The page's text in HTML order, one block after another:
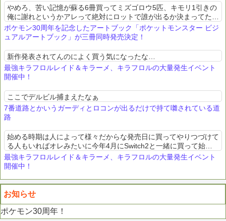
やめろ、苦い記憶が蘇る6冊買ってミズゴロウ5匹、キモリ1引きの
俺に謝れというかアレって絶対にロットで誰が出るか決まってたよ
ね？遠方の友達とか3冊買って全部かそくアチャモだったし
ポケモン30周年を記念したアートブック「ポケットモンスター ビジ
ュアルアートブック」が三冊同時発売決定！
新作発表されてんのによく買う気になったな…
最強キラフロルレイド＆キラーメ、キラフロルの大量発生イベント
開催中！
ここでデルビル捕まえたなぁ
7番道路とかいうガーディとロコンが出るだけで持て囃されている道
路
始める時期は人によって様々だからな発売日に買ってやりつづけて
る人もいればオレみたいに今年4月にSwitch2と一緒に買って始め
たヤツもいる
最強キラフロルレイド＆キラーメ、キラフロルの大量発生イベント
開催中！
お知らせ
ポケモン30周年！